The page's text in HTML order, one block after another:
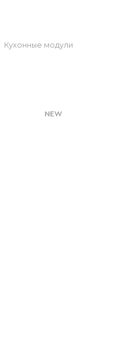
Кухонные модули